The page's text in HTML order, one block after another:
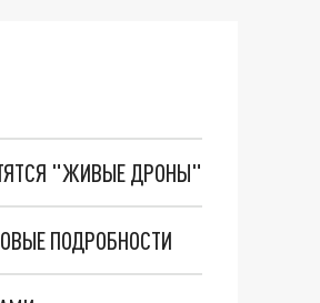
"ЖИВЫЕ ДРОНЫ"
ПОДРОБНОСТИ